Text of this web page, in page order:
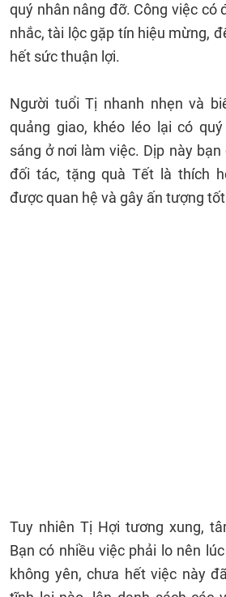
quý nhân nâng đỡ. Công việc có
nhắc, tài lộc gặp tín hiệu mừng,
hết sức thuận lợi.
Người tuổi Tị nhanh nhẹn và
quảng giao, khéo léo lại có
sáng ở nơi làm việc. Dịp này
đối tác, tặng quà Tết là thích
được quan hệ và gây ấn tượng
Tuy nhiên Tị Hợi tương xung,
Bạn có nhiều việc phải lo nên
không yên, chưa hết việc này